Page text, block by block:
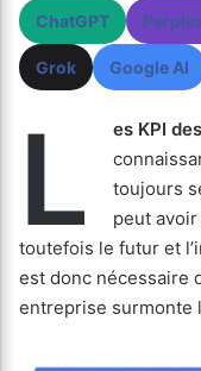
ChatGPT
Grok Google AI
L es KPI
toujours
peut
toutefois le futur et
est donc nécessaire
entreprise surmonte